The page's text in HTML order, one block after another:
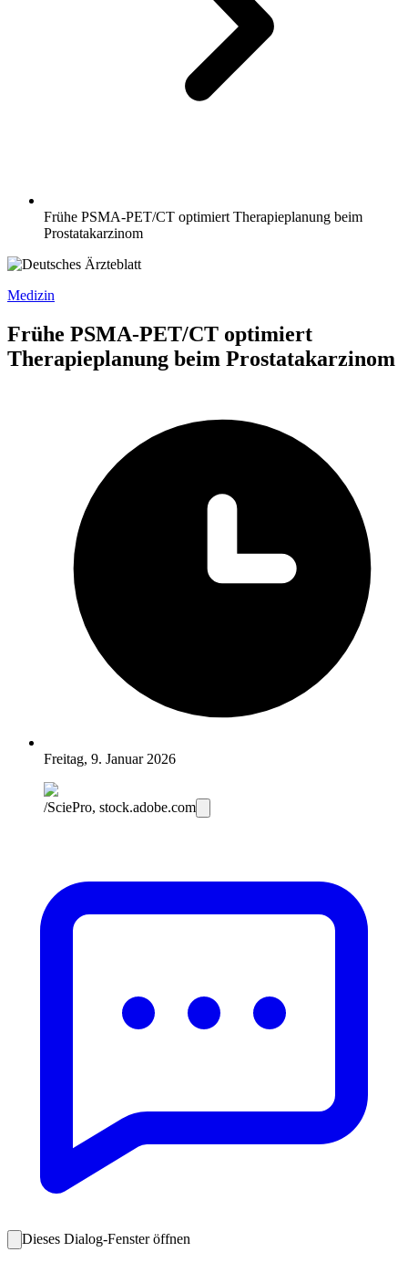
Frühe PSMA-PET/CT optimiert Therapieplanung beim
Prostatakarzinom
Medizin
Frühe PSMA-PET/CT optimiert
Therapieplanung beim Prostatakarzinom
Freitag, 9. Januar 2026
/SciePro, stock.adobe.com
Dieses Dialog-Fenster öffnen